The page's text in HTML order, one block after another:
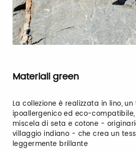
Materiali green
La collezione è realizzata in lino,
ipoallergenico ed eco-compatibile,
miscela di seta e cotone -
villaggio indiano - che crea un
leggermente brillante